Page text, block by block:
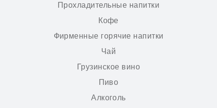
Прохладительные напитки
Кофе
Фирменные горячие напитки
Чай
Грузинское вино
Пиво
Алкоголь